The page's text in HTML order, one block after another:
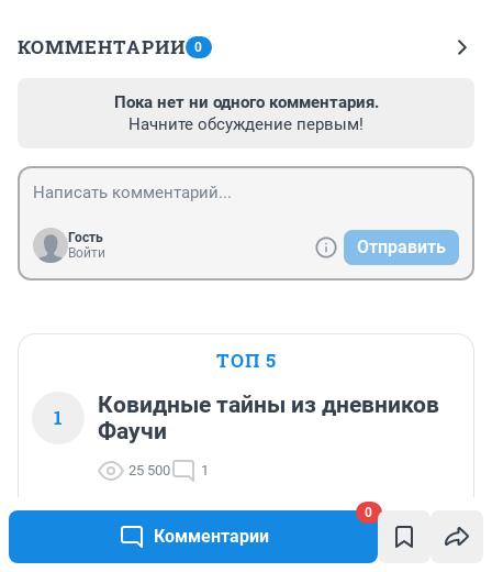
Комментарии
0
КОММЕНТАРИИ 0
Пока нет ни одного комментария.
Начните обсуждение первым!
Гость
Войти
Отправить
ТОП 5
1
Ковидные тайны из дневников
Фаучи
25 500 1
Выжившая после атаки с кислотой
петербурженка выписалась из больницы